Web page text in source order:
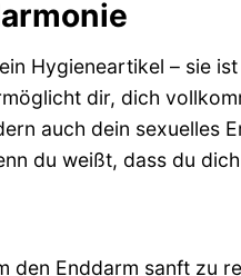
Hygieneartikel – sie
dir, dich
auch dein sexuelles
du weißt, dass du
den Enddarm sanft zu